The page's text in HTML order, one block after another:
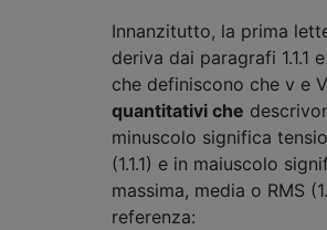
Innanzitutto, la prima
deriva dai paragrafi 1.1.1
che definiscono che v e
quantitativi che
minuscolo significa
(1.1.1) e in maiuscolo
massima, media o RMS
referenza: